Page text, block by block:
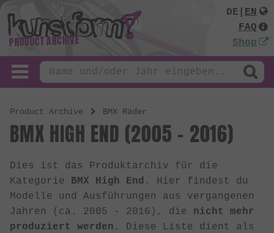
PRODUCT ARCHIVE
DE
EN
FAQ
Shop
Product Archive BMX Räder
BMX HIGH END (2005 - 2016)
Dies ist das Produktarchiv für die
Kategorie BMX High End . Hier findest du
Modelle und Ausführungen aus vergangenen
Jahren (ca. 2005 - 2016), die nicht mehr
produziert werden . Diese Liste dient als